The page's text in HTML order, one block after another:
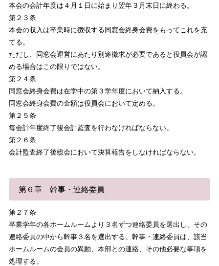
本会の会計年度は４月１日に始まり翌年３月末日に終わる。
第２３条
本会の収入は卒業時に徴収する同窓会終身会費をもってこれを充
てる。
ただし、同窓会運営にあたり別途徴求が必要であると役員会が認
める場合はこの限りではない。
第２４条
同窓会終身会費は在学中の第３学年度において納入する。
同窓会終身会費の金額は役員会において定める。
第２５条
毎会計年度終了後会計監査を行わなければならない。
第２６条
会計監査終了後総会において決算報告をしなければならない。
第６章 幹事・連絡委員
第２７条
卒業学年の各ホームルームより３名ずつ連絡委員を選出し、その
連絡委員の中から幹事３名を選出する。幹事・連絡委員は、該当
ホームルームの会員の異動、本部との連絡、その他必要な事項を
処理する。